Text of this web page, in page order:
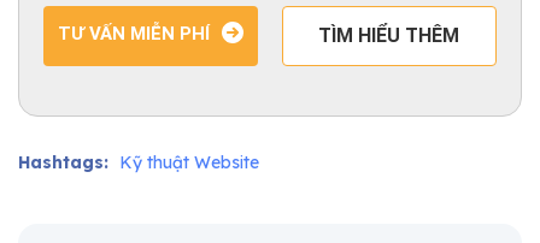
TƯ VẤN MIỄN PHÍ TÌM HIỂU THÊM
Hashtags: Kỹ thuật Website